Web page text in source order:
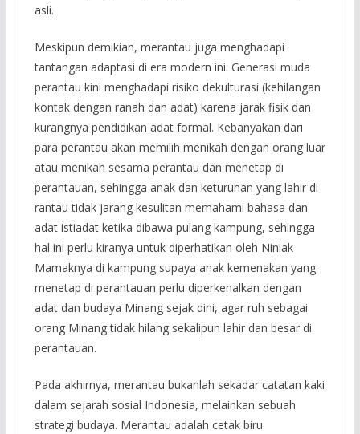
asli.
Meskipun demikian, merantau juga menghadapi
tantangan adaptasi di era modern ini. Generasi muda
perantau kini menghadapi risiko dekulturasi (kehilangan
kontak dengan ranah dan adat) karena jarak fisik dan
kurangnya pendidikan adat formal. Kebanyakan dari
para perantau akan memilih menikah dengan orang luar
atau menikah sesama perantau dan menetap di
perantauan, sehingga anak dan keturunan yang lahir di
rantau tidak jarang kesulitan memahami bahasa dan
adat istiadat ketika dibawa pulang kampung, sehingga
hal ini perlu kiranya untuk diperhatikan oleh Niniak
Mamaknya di kampung supaya anak kemenakan yang
menetap di perantauan perlu diperkenalkan dengan
adat dan budaya Minang sejak dini, agar ruh sebagai
orang Minang tidak hilang sekalipun lahir dan besar di
perantauan.
Pada akhirnya, merantau bukanlah sekadar catatan kaki
dalam sejarah sosial Indonesia, melainkan sebuah
strategi budaya. Merantau adalah cetak biru